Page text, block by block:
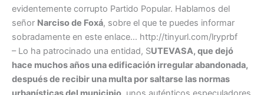
evidentemente corrupto Partido Popular. Hablamos del
señor Narciso de Foxá, sobre el que te puedes informar
sobradamente en este enlace… http://tinyurl.com/lryprbf
– Lo ha patrocinado una entidad, SUTEVASA, que dejó
hace muchos años una edificación irregular abandonada,
después de recibir una multa por saltarse las normas